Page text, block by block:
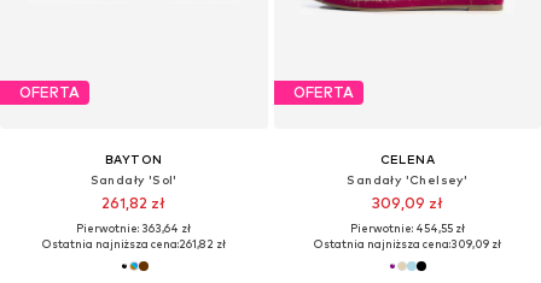
OFERTA
BAYTON
Sandały 'Sol'
261,82 zł
Pierwotnie: 363,64 zł
Ostatnia najniższa cena:261,82 zł
OFERTA
CELENA
Sandały 'Chelsey'
309,09 zł
Pierwotnie: 454,55 zł
Ostatnia najniższa cena:309,09 zł